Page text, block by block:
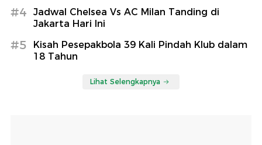
#4
Jadwal Chelsea Vs AC Milan Tanding di
Jakarta Hari Ini
#5
Kisah Pesepakbola 39 Kali Pindah Klub dalam
18 Tahun
Lihat Selengkapnya